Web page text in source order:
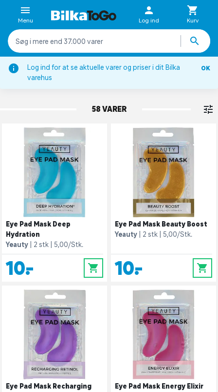
Log ind for at se aktuelle varer og priser i dit Bilka
varehus
OK
Menu Log ind Kurv
Ansigtspleje
MASKER
58 VARER
Eye Pad Mask Deep
Hydration
Yeauty
2 stk 5,00/Stk.
10,- 0
Eye Pad Mask Beauty Boost
Yeauty
2 stk 5,00/Stk.
10,- 0
Eye Pad Mask Recharging
Eye Pad Mask Energy Elixir